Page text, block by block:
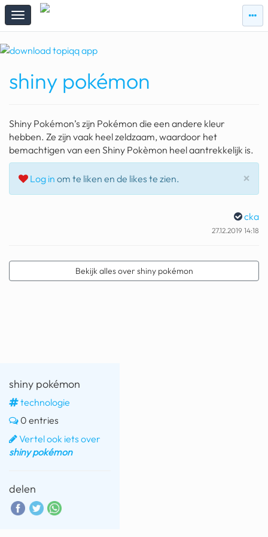
zie
topiqqs
zie
#vandaag
Topiqqs Reacties
ark van noach
pokemon kaarten
fomo
geochelone yniphora
ass
chinese automerken
boring phone
bakelse princess taart
dunkin donuts
ryanair
shiny pokémon
Shiny Pokémon’s zijn Pokémon die een andere kleur
hebben. Ze zijn vaak heel zeldzaam, waardoor het
bemachtigen van een Shiny Pokèmon heel aantrekkelijk is.
×
Log in om te liken en de likes te zien.
cka
27.12.2019 14:18
Bekijk alles over shiny pokémon
shiny pokémon
technologie
0 entries
Vertel ook iets over
shiny pokémon
delen